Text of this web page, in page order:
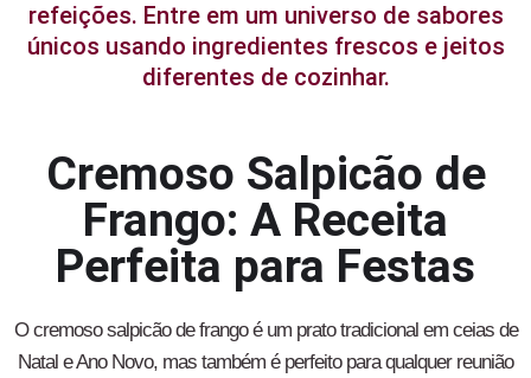
refeições. Entre em um universo de sabores
únicos usando ingredientes frescos e jeitos
diferentes de cozinhar.
Cremoso Salpicão de
Frango: A Receita
Perfeita para Festas
O cremoso salpicão de frango é um prato tradicional em ceias de
Natal e Ano Novo, mas também é perfeito para qualquer reunião